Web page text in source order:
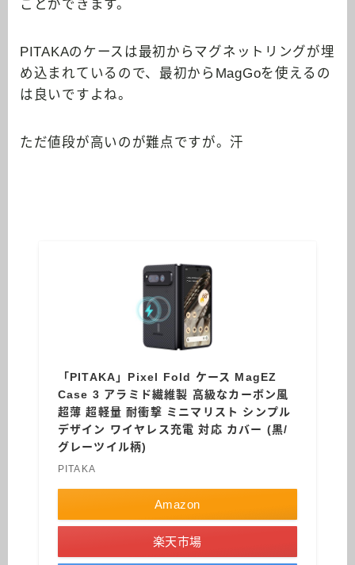
ことができます。
PITAKAのケースは最初からマグネットリングが埋
め込まれているので、最初からMagGoを使えるの
は良いですよね。
ただ値段が高いのが難点ですが。汗
「PITAKA」Pixel Fold ケース MagEZ
Case 3 アラミド繊維製 高級なカーボン風
超薄 超軽量 耐衝撃 ミニマリスト シンプル
デザイン ワイヤレス充電 対応 カバー (黒/
グレーツイル柄)
PITAKA
Amazon
楽天市場